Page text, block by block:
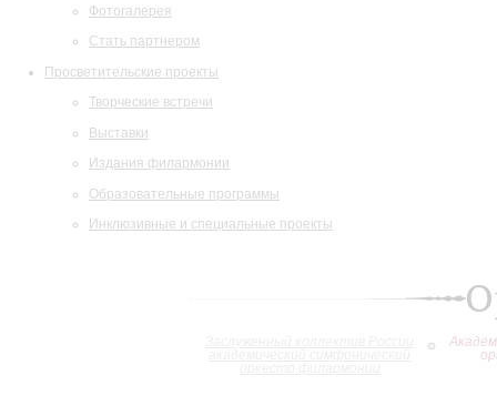
Фотогалерея
Стать партнером
Просветительские проекты
Творческие встречи
Выставки
Издания филармонии
Образовательные программы
Инклюзивные и специальные проекты